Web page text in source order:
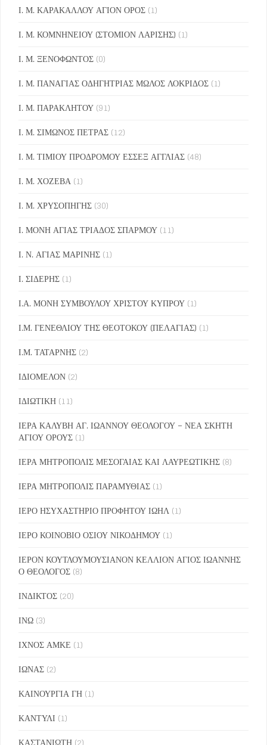
Ι. Μ. ΚΑΡΑΚΑΛΛΟΥ ΑΓΙΟΝ ΟΡΟΣ (1)
Ι. Μ. ΚΟΜΝΗΝΕΙΟΥ (ΣΤΟΜΙΟΝ ΛΑΡΙΣΗΣ) (1)
Ι. Μ. ΞΕΝΟΦΩΝΤΟΣ (0)
Ι. Μ. ΠΑΝΑΓΙΑΣ ΟΔΗΓΗΤΡΙΑΣ ΜΩΛΟΣ ΛΟΚΡΙΔΟΣ (1)
Ι. Μ. ΠΑΡΑΚΛΗΤΟΥ (91)
Ι. Μ. ΣΙΜΩΝΟΣ ΠΕΤΡΑΣ (12)
Ι. Μ. ΤΙΜΙΟΥ ΠΡΟΔΡΟΜΟΥ ΕΣΣΕΞ ΑΓΓΛΙΑΣ (48)
Ι. Μ. ΧΟΖΕΒΑ (1)
Ι. Μ. ΧΡΥΣΟΠΗΓΗΣ (30)
Ι. ΜΟΝΗ ΑΓΙΑΣ ΤΡΙΑΔΟΣ ΣΠΑΡΜΟΥ (11)
Ι. Ν. ΑΓΙΑΣ ΜΑΡΙΝΗΣ (1)
Ι. ΣΙΔΕΡΗΣ (1)
Ι.Α. ΜΟΝΗ ΣΥΜΒΟΥΛΟΥ ΧΡΙΣΤΟΥ ΚΥΠΡΟΥ (1)
Ι.Μ. ΓΕΝΕΘΛΙΟΥ ΤΗΣ ΘΕΟΤΟΚΟΥ (ΠΕΛΑΓΙΑΣ) (1)
Ι.Μ. ΤΑΤΑΡΝΗΣ (2)
ΙΔΙΟΜΕΛΟΝ (2)
ΙΔΙΩΤΙΚΗ (11)
ΙΕΡΑ ΚΑΛΥΒΗ ΑΓ. ΙΩΑΝΝΟΥ ΘΕΟΛΟΓΟΥ – ΝΕΑ ΣΚΗΤΗ
ΑΓΙΟΥ ΟΡΟΥΣ (1)
ΙΕΡΑ ΜΗΤΡΟΠΟΛΙΣ ΜΕΣΟΓΑΙΑΣ ΚΑΙ ΛΑΥΡΕΩΤΙΚΗΣ (8)
ΙΕΡΑ ΜΗΤΡΟΠΟΛΙΣ ΠΑΡΑΜΥΘΙΑΣ (1)
ΙΕΡΟ ΗΣΥΧΑΣΤΗΡΙΟ ΠΡΟΦΗΤΟΥ ΙΩΗΛ (1)
ΙΕΡΟ ΚΟΙΝΟΒΙΟ ΟΣΙΟΥ ΝΙΚΟΔΗΜΟΥ (1)
ΙΕΡΟΝ ΚΟΥΤΛΟΥΜΟΥΣΙΑΝΟΝ ΚΕΛΛΙΟΝ ΑΓΙΟΣ ΙΩΑΝΝΗΣ
Ο ΘΕΟΛΟΓΟΣ (8)
ΙΝΔΙΚΤΟΣ (20)
ΙΝΩ (3)
ΙΧΝΟΣ ΑΜΚΕ (1)
ΙΩΝΑΣ (2)
ΚΑΙΝΟΥΡΓΙΑ ΓΗ (1)
ΚΑΝΤΥΛΙ (1)